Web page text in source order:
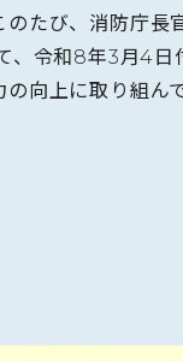
たび、消防庁長
、令和8年3月4日
の向上に取り組ん